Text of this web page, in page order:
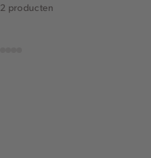
2 producten